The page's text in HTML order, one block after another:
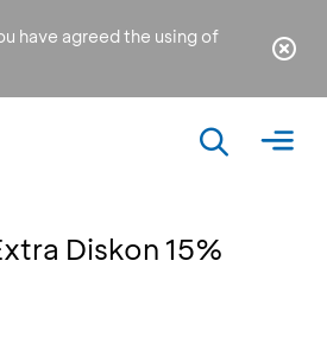
have agreed the using of
Diskon 15%